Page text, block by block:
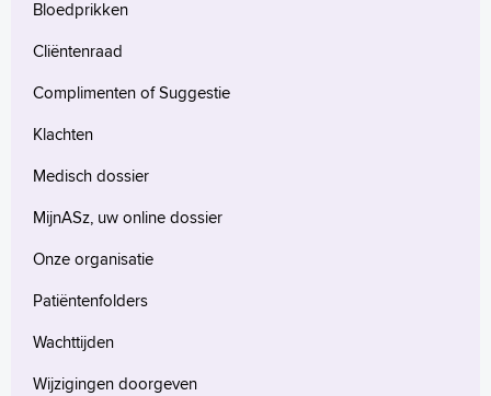
Bloedprikken
Cliëntenraad
Complimenten of Suggestie
Klachten
Medisch dossier
MijnASz, uw online dossier
Onze organisatie
Patiëntenfolders
Wachttijden
Wijzigingen doorgeven